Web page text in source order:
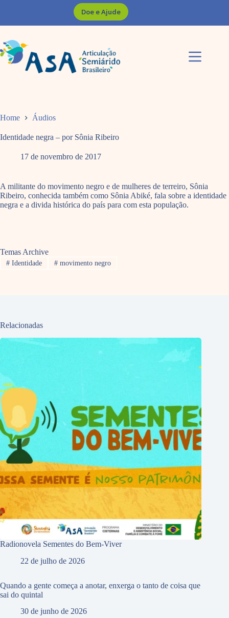
Doe e Ajude
Home Áudios
Identidade negra – por Sônia Ribeiro
17 de novembro de 2017
A militante do movimento negro e de mulheres de terreiro, Sônia
Ribeiro, conhecida também como Sônia Abiké, fala sobre a identidade
negra e a divida histórica do país para com esta população.
Temas Archive
#Identidade #movimento negro
Relacionadas
Radionovela Sementes do Bem-Viver
22 de julho de 2026
Quando a gente começa a anotar, enxerga o tanto de coisa que
sai do quintal
30 de junho de 2026